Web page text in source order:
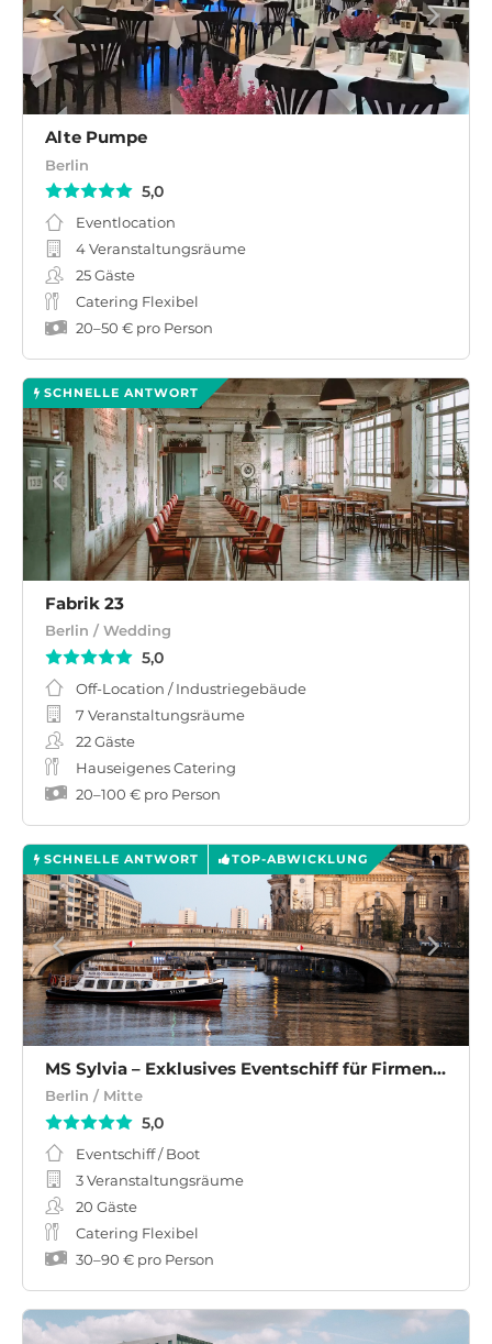
Alte Pumpe
Berlin
5,0
Eventlocation
4 Veranstaltungsräume
25Gäste
Catering Flexibel
20–50 € pro Person
SCHNELLE ANTWORT
Fabrik 23
Berlin / Wedding
5,0
Off-Location / Industriegebäude
7 Veranstaltungsräume
22Gäste
Hauseigenes Catering
20–100 € pro Person
SCHNELLE ANTWORT TOP-ABWICKLUNG
MS Sylvia – Exklusives Eventschiff für Firmenfeiern & private Events in Berlin
Berlin / Mitte
5,0
Eventschiff / Boot
3 Veranstaltungsräume
20 Gäste
Catering Flexibel
30–90 € pro Person